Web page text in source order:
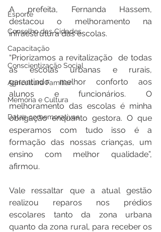
Esporte
Conselho das Cidades
Capacitação
Conscientização Social
Agricultura Familiar
Memória e Cultura
Datas comemorativas
A prefeita, Fernanda Hassem,
destacou o melhoramento na
infraestrutura das escolas.
“Priorizamos a revitalização  de todas
as escolas urbanas e rurais,
garantindo melhor conforto aos
alunos e funcionários. O
melhoramento das escolas é minha
obrigação enquanto gestora. O que
esperamos com tudo isso é a
formação das nossas crianças, um
ensino com melhor qualidade”,
afirmou.
Vale ressaltar que a atual gestão
realizou reparos nos prédios
escolares tanto da zona urbana
quanto da zona rural, para receber os